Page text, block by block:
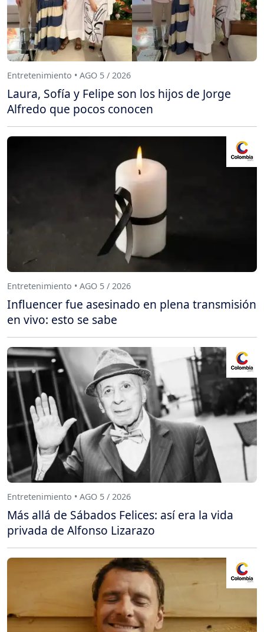
Entretenimiento • AGO 5 / 2026
Laura, Sofía y Felipe son los hijos de Jorge
Alfredo que pocos conocen
Entretenimiento • AGO 5 / 2026
Influencer fue asesinado en plena transmisión
en vivo: esto se sabe
Entretenimiento • AGO 5 / 2026
Más allá de Sábados Felices: así era la vida
privada de Alfonso Lizarazo